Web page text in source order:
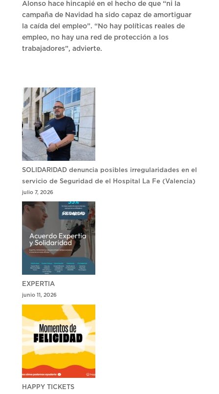
Alonso hace hincapié en el hecho de que “ni la
campaña de Navidad ha sido capaz de amortiguar
la caída del empleo”. “No hay políticas reales de
empleo, no hay una red de protección a los
trabajadores”, advierte.
SOLIDARIDAD denuncia posibles irregularidades en el
servicio de Seguridad de el Hospital La Fe (Valencia)
julio 7, 2026
EXPERTIA
junio 11, 2026
HAPPY TICKETS